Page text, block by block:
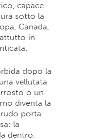
capace
sotto la
Canada,
in
dopo la
vellutata
o un
diventa la
porta
la
dentro.